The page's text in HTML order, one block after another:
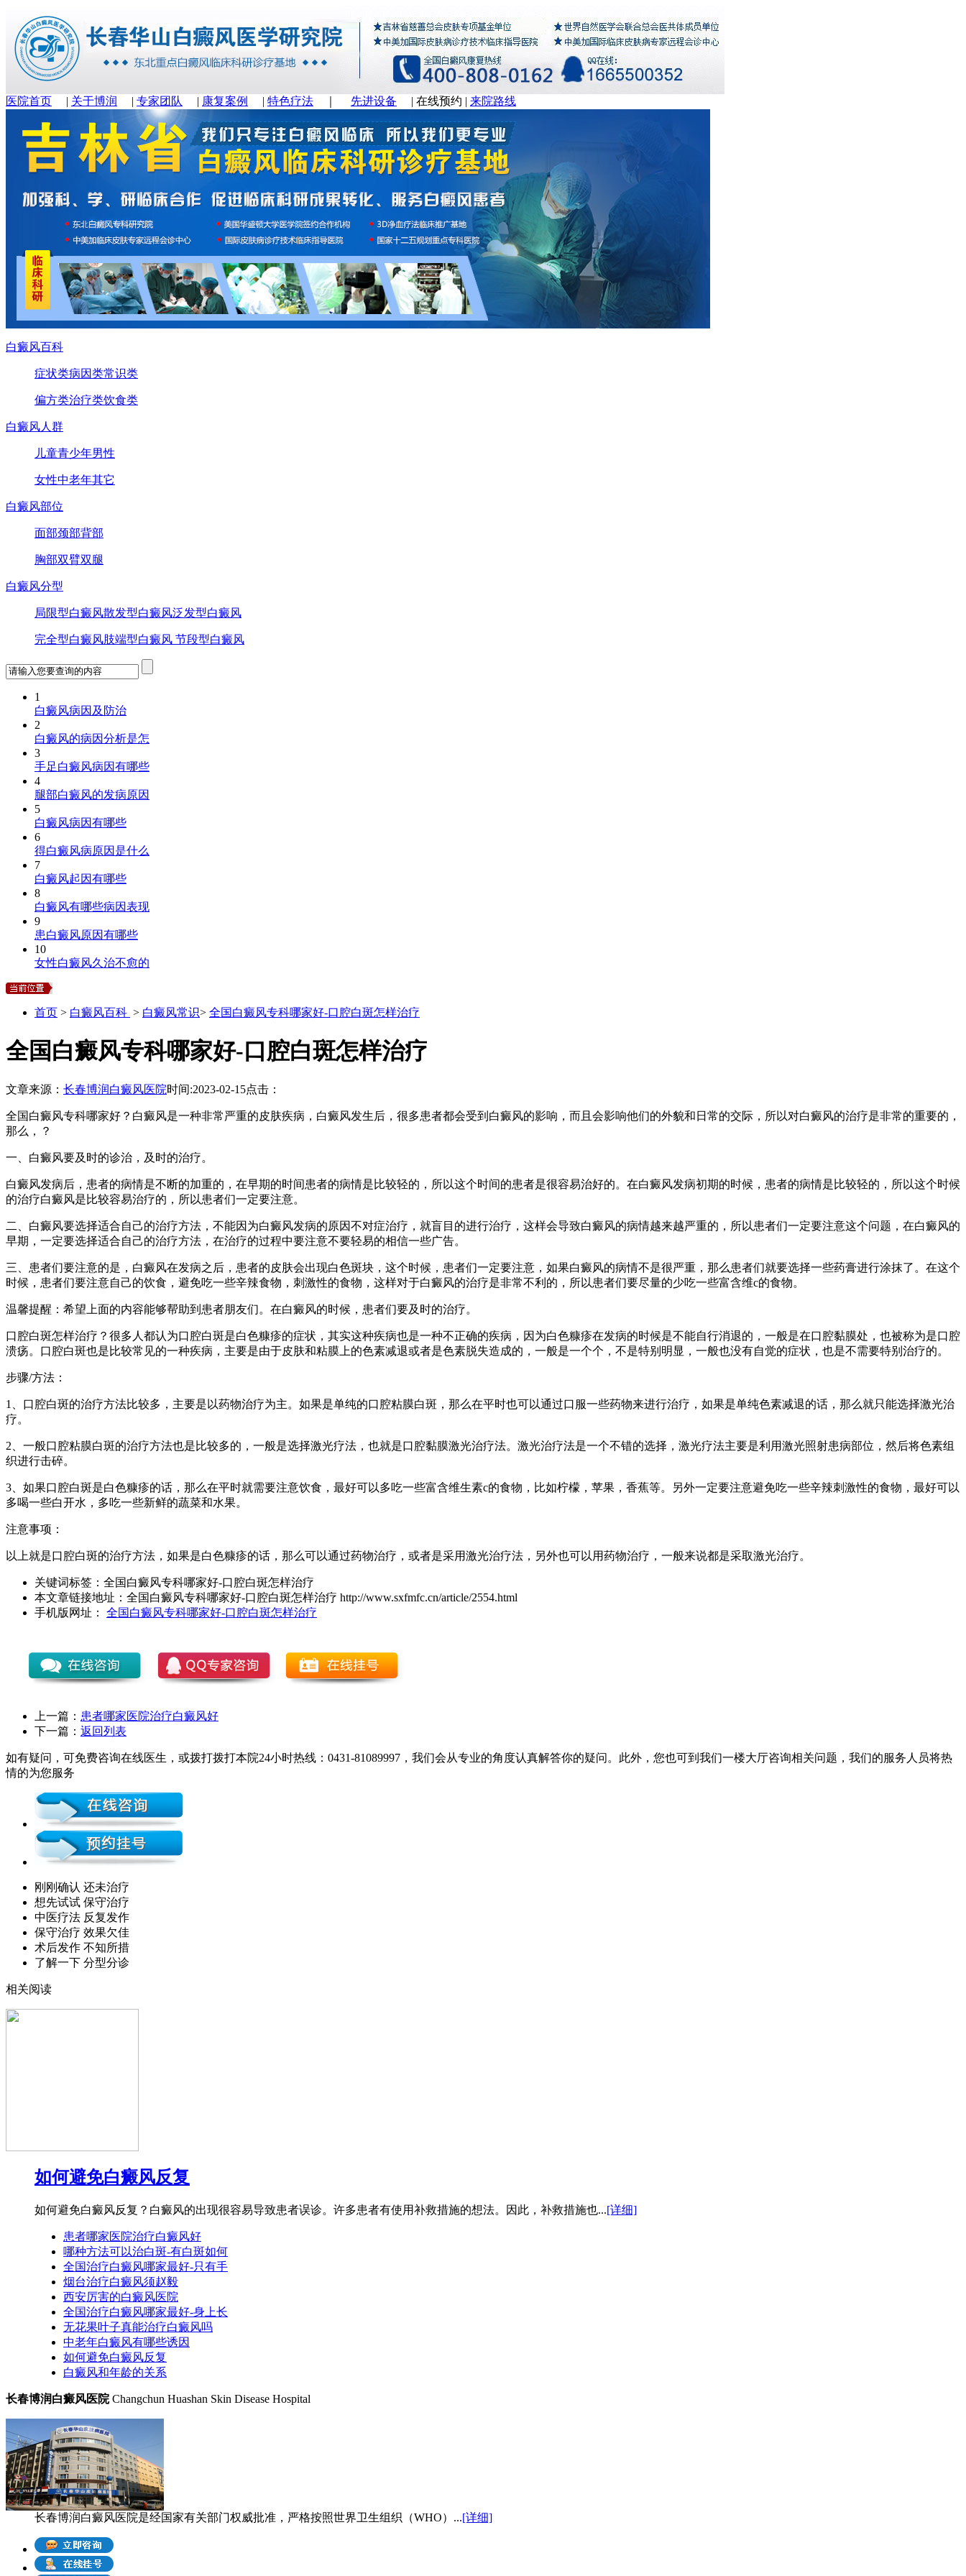
医院首页 | 关于博润 | 专家团队 | 康复案例 | 特色疗法 先进设备 | 在线预约 | 来院路线
白癜风百科
症状类病因类常识类
偏方类治疗类饮食类
白癜风人群
儿童青少年男性
女性中老年其它
白癜风部位
面部颈部背部
胸部双臂双腿
白癜风分型
局限型白癜风散发型白癜风泛发型白癜风
完全型白癜风肢端型白癜风 节段型白癜风
1
白癜风病因及防治
2
白癜风的病因分析是怎
3
手足白癜风病因有哪些
4
腿部白癜风的发病原因
5
白癜风病因有哪些
6
得白癜风病原因是什么
7
白癜风起因有哪些
8
白癜风有哪些病因表现
9
患白癜风原因有哪些
10
女性白癜风久治不愈的
首页 > 白癜风百科 > 白癜风常识> 全国白癜风专科哪家好-口腔白斑怎样治疗
全国白癜风专科哪家好-口腔白斑怎样治疗
文章来源： 长春博润白癜风医院时间:2023-02-15点击：
全国白癜风专科哪家好？白癜风是一种非常严重的皮肤疾病，白癜风发生后，很多患者都会受到白癜风的影响，而且会影响他们的外貌和日常的交际，所以对白癜风的治疗是非常的重要的，
那么，？
一、白癜风要及时的诊治，及时的治疗。
白癜风发病后，患者的病情是不断的加重的，在早期的时间患者的病情是比较轻的，所以这个时间的患者是很容易治好的。在白癜风发病初期的时候，患者的病情是比较轻的，所以这个时候
的治疗白癜风是比较容易治疗的，所以患者们一定要注意。
二、白癜风要选择适合自己的治疗方法，不能因为白癜风发病的原因不对症治疗，就盲目的进行治疗，这样会导致白癜风的病情越来越严重的，所以患者们一定要注意这个问题，在白癜风的
早期，一定要选择适合自己的治疗方法，在治疗的过程中要注意不要轻易的相信一些广告。
三、患者们要注意的是，白癜风在发病之后，患者的皮肤会出现白色斑块，这个时候，患者们一定要注意，如果白癜风的病情不是很严重，那么患者们就要选择一些药膏进行涂抹了。在这个
时候，患者们要注意自己的饮食，避免吃一些辛辣食物，刺激性的食物，这样对于白癜风的治疗是非常不利的，所以患者们要尽量的少吃一些富含维c的食物。
温馨提醒：希望上面的内容能够帮助到患者朋友们。在白癜风的时候，患者们要及时的治疗。
口腔白斑怎样治疗？很多人都认为口腔白斑是白色糠疹的症状，其实这种疾病也是一种不正确的疾病，因为白色糠疹在发病的时候是不能自行消退的，一般是在口腔黏膜处，也被称为是口腔
溃疡。口腔白斑也是比较常见的一种疾病，主要是由于皮肤和粘膜上的色素减退或者是色素脱失造成的，一般是一个个，不是特别明显，一般也没有自觉的症状，也是不需要特别治疗的。
步骤/方法：
1、口腔白斑的治疗方法比较多，主要是以药物治疗为主。如果是单纯的口腔粘膜白斑，那么在平时也可以通过口服一些药物来进行治疗，如果是单纯色素减退的话，那么就只能选择激光治
疗。
2、一般口腔粘膜白斑的治疗方法也是比较多的，一般是选择激光疗法，也就是口腔黏膜激光治疗法。激光治疗法是一个不错的选择，激光疗法主要是利用激光照射患病部位，然后将色素组
织进行击碎。
3、如果口腔白斑是白色糠疹的话，那么在平时就需要注意饮食，最好可以多吃一些富含维生素c的食物，比如柠檬，苹果，香蕉等。另外一定要注意避免吃一些辛辣刺激性的食物，最好可以
多喝一些白开水，多吃一些新鲜的蔬菜和水果。
注意事项：
以上就是口腔白斑的治疗方法，如果是白色糠疹的话，那么可以通过药物治疗，或者是采用激光治疗法，另外也可以用药物治疗，一般来说都是采取激光治疗。
关键词标签： 全国白癜风专科哪家好-口腔白斑怎样治疗
本文章链接地址： 全国白癜风专科哪家好-口腔白斑怎样治疗 http://www.sxfmfc.cn/article/2554.html
手机版网址：
全国白癜风专科哪家好-口腔白斑怎样治疗
上一篇： 患者哪家医院治疗白癜风好
下一篇： 返回列表
如有疑问，可免费咨询在线医生，或拨打拨打本院24小时热线：0431-81089997，我们会从专业的角度认真解答你的疑问。此外，您也可到我们一楼大厅咨询相关问题，我们的服务人员将热
情的为您服务
刚刚确认 还未治疗
想先试试 保守治疗
中医疗法 反复发作
保守治疗 效果欠佳
术后发作 不知所措
了解一下 分型分诊
相关阅读
如何避免白癜风反复
如何避免白癜风反复？白癜风的出现很容易导致患者误诊。许多患者有使用补救措施的想法。因此，补救措施也...[详细]
患者哪家医院治疗白癜风好
哪种方法可以治白斑-有白斑如何
全国治疗白癜风哪家最好-只有手
烟台治疗白癜风须赵毅
西安厉害的白癜风医院
全国治疗白癜风哪家最好-身上长
无花果叶子真能治疗白癜风吗
中老年白癜风有哪些诱因
如何避免白癜风反复
白癜风和年龄的关系
长春博润白癜风医院 Changchun Huashan Skin Disease Hospital
长春博润白癜风医院是经国家有关部门权威批准，严格按照世界卫生组织（WHO）...[详细]